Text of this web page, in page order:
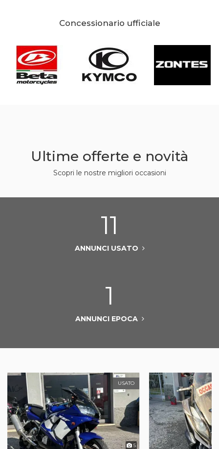
Concessionario ufficiale
Ultime offerte e novità
Scopri le nostre migliori occasioni
11
ANNUNCI USATO
1
ANNUNCI EPOCA
USATO
5